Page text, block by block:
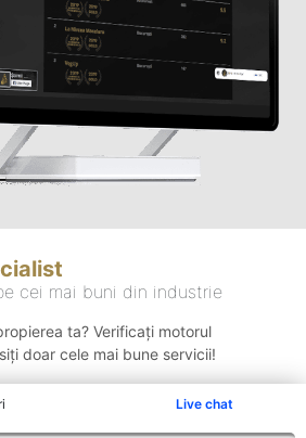
Live chat
cei mai buni din industrie
ta? Verificați motorul
doar cele mai bune servicii!